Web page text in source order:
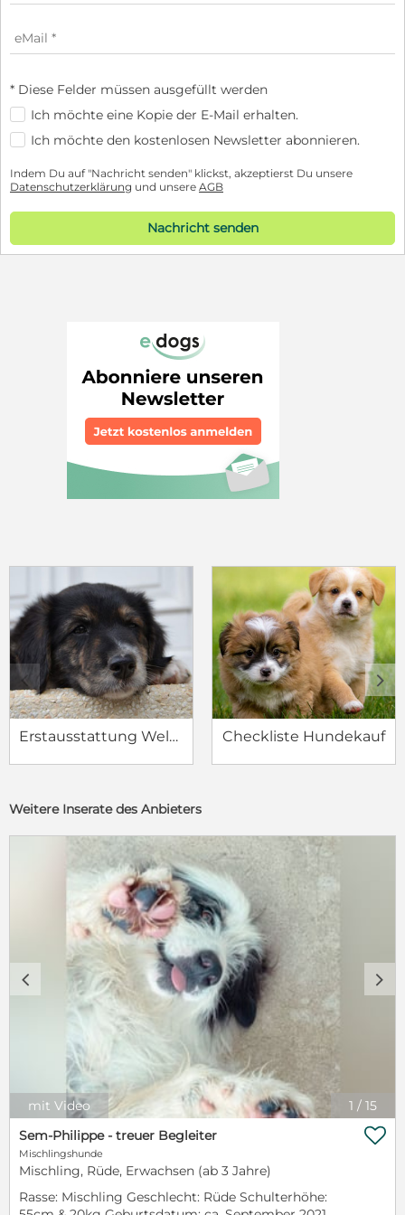
* Diese Felder müssen ausgefüllt werden
Ich möchte eine Kopie der E-Mail erhalten.
Ich möchte den kostenlosen Newsletter abonnieren.
Indem Du auf "Nachricht senden" klickst, akzeptierst Du unsere
Datenschutzerklärung und unsere AGB
Nachricht senden
Erstausstattung Welpe Checkliste Hundekauf
c d
Weitere Inserate des Anbieters
1 / 15
c d
mit Video
Sem-Philippe - treuer Begleiter
Mischlingshunde
Mischling, Rüde, Erwachsen (ab 3 Jahre)
Rasse: Mischling Geschlecht: Rüde Schulterhöhe:
